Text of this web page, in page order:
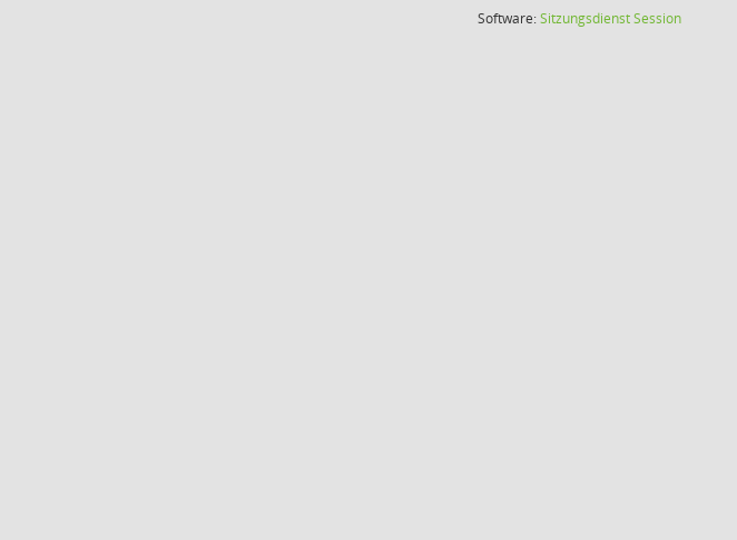
Software:SitzungsdienstSession(Wird in